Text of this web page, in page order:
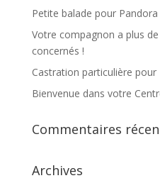
Petite balade pour Pandora
Votre compagnon a plus
concernés !
Castration particulière
Bienvenue dans votre
Commentaires
Archives